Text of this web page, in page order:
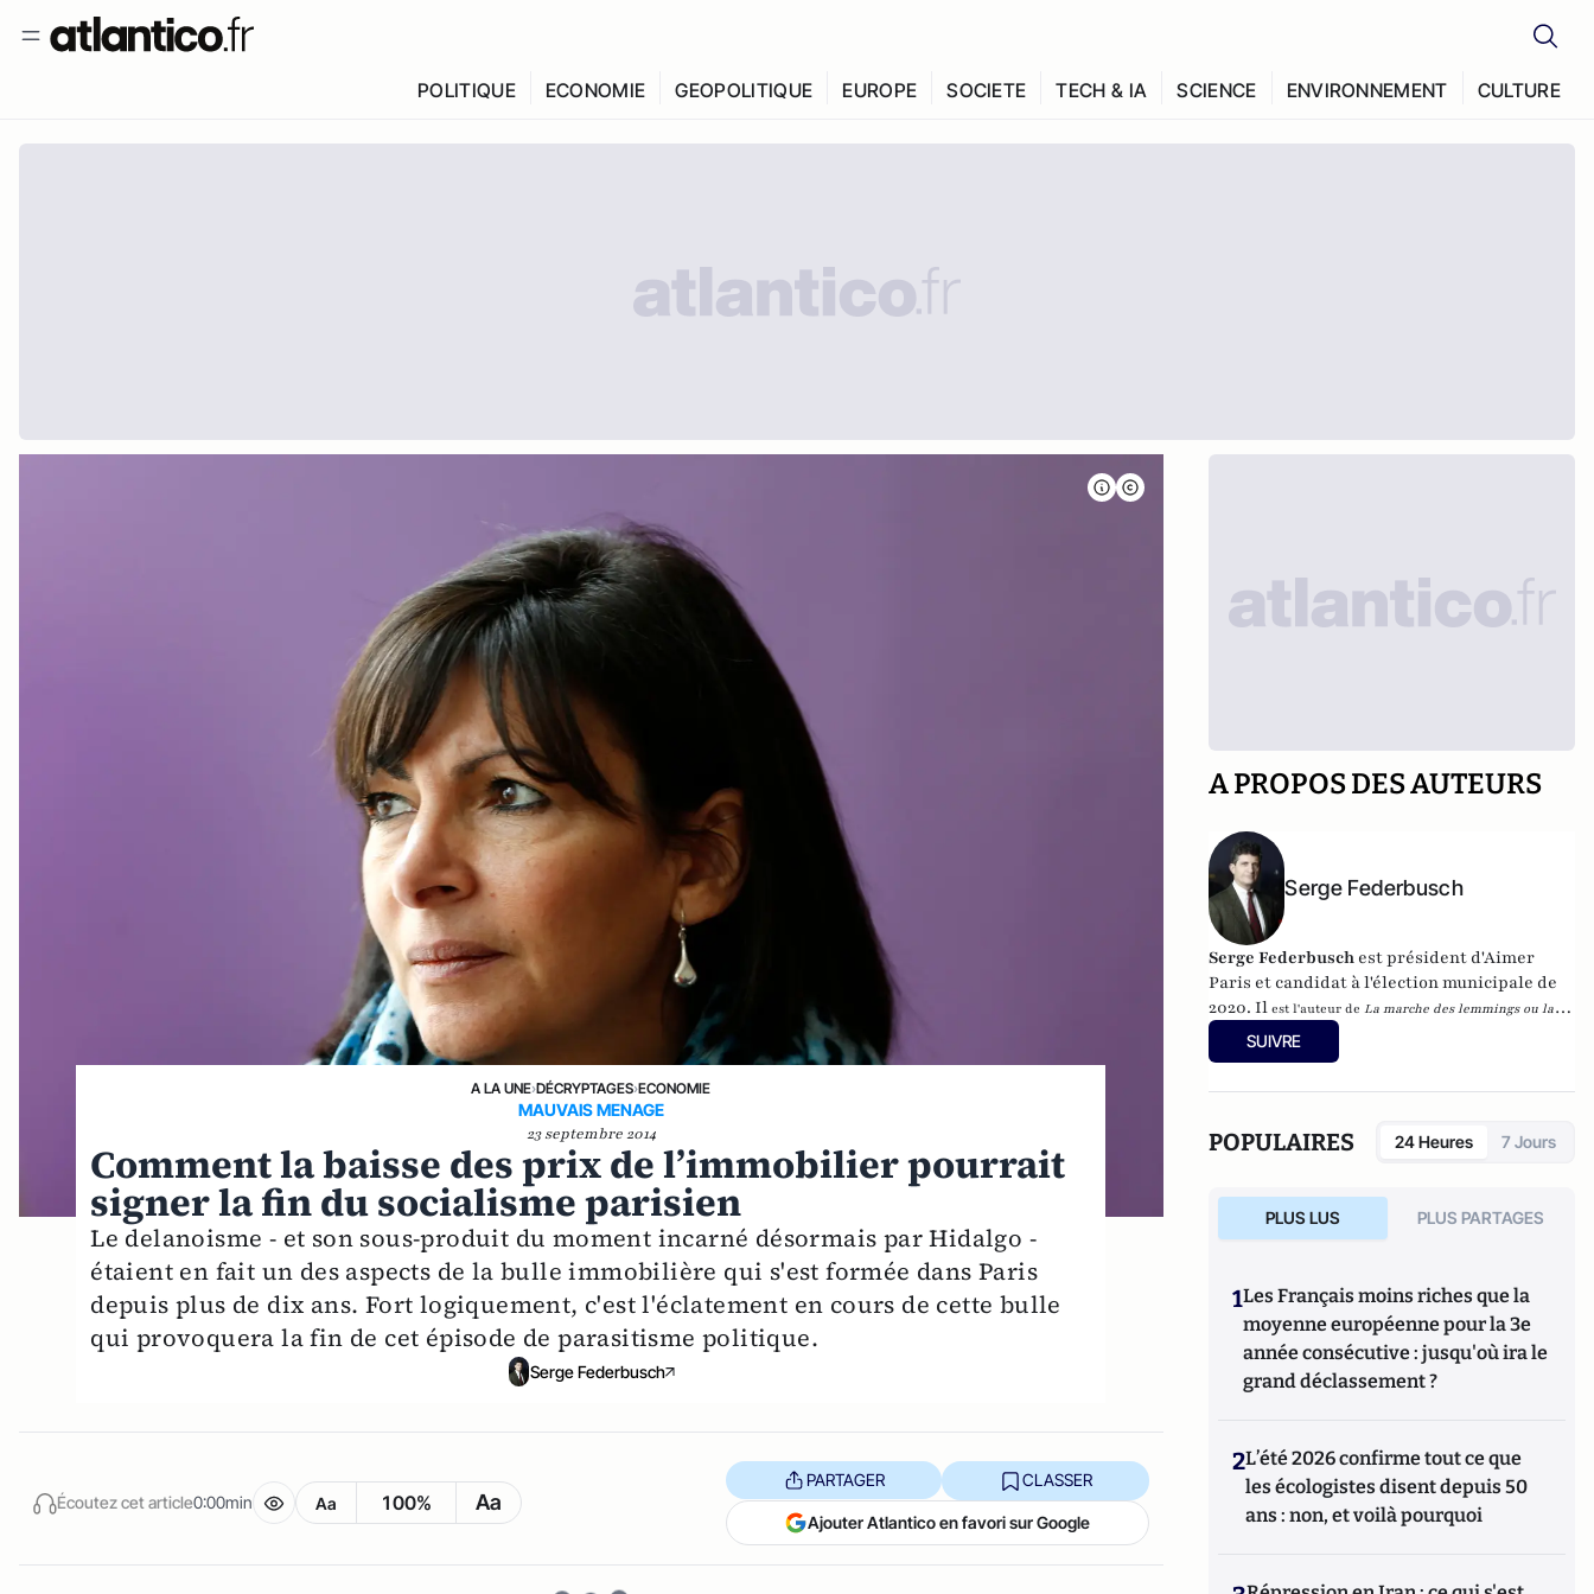
POLITIQUE ECONOMIE GEOPOLITIQUE EUROPE SOCIETE TECH & IA SCIENCE ENVIRONNEMENT CULTURE
A LA UNE›DÉCRYPTAGES›ECONOMIE
MAUVAIS MENAGE
23 septembre 2014
Comment la baisse des prix de l’immobilier pourrait
signer la fin du socialisme parisien
Le delanoisme - et son sous-produit du moment incarné désormais par Hidalgo -
étaient en fait un des aspects de la bulle immobilière qui s'est formée dans Paris
depuis plus de dix ans. Fort logiquement, c'est l'éclatement en cours de cette bulle
qui provoquera la fin de cet épisode de parasitisme politique.
Serge Federbusch
Écoutez cet article0:00min Aa 100% Aa
PARTAGER CLASSER
Ajouter Atlantico en favori sur Google
A PROPOS DES AUTEURS
Serge Federbusch
Serge Federbusch est président d'Aimer
Paris et candidat à l'élection municipale de
2020. Il est l'auteur deLa marche des lemmings ou la 2e
mort de Charlie
fatal quinquennat, chez Plon.
SUIVRE
POPULAIRES 24 Heures 7 Jours
PLUS LUS PLUS PARTAGES
1Les Français moins riches que la
moyenne européenne pour la 3e
année consécutive : jusqu'où ira le
grand déclassement ?
2L’été 2026 confirme tout ce que
les écologistes disent depuis 50
ans : non, et voilà pourquoi